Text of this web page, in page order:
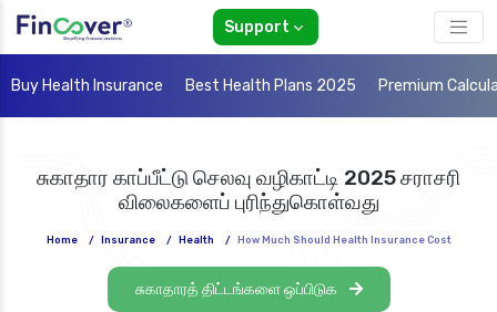
Support
Buy Health Insurance Best Health Plans 2025 Premium
சுகாதார காப்பீட்டு செலவு வழிகாட்டி 2025 சராசரி
விலைகளைப் புரிந்துகொள்வது
Home / Insurance / Health / How Much Should Health Insurance Cost
சுகாதாரத் திட்டங்களை ஒப்பிடுக